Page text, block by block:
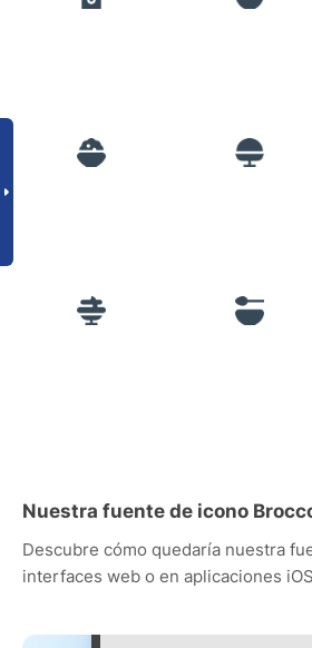
Nuestra fuente de icono
Descubre cómo quedaría nuestra
interfaces web o en aplicaciones